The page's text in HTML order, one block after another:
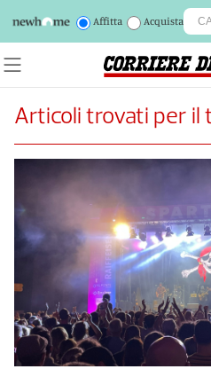
Affitta Acquista
Articoli trovati per il